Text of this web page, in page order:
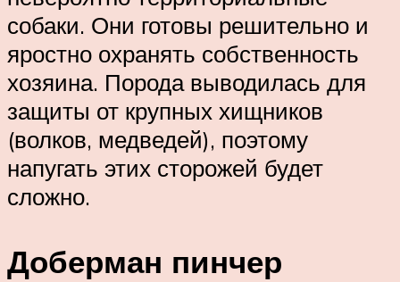
собаки. Они готовы решительно и
яростно охранять собственность
хозяина. Порода выводилась для
защиты от крупных хищников
(волков, медведей), поэтому
напугать этих сторожей будет
сложно.
Доберман пинчер